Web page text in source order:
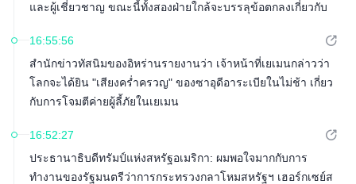
และผู้เชี่ยวชาญ ขณะนี้ทั้งสองฝ่ายใกล้จะบรรลุข้อตกลงเกี่ยวกับ
แล้ว
16:55:56
สำนักข่าวทัสนิมของอิหร่านรายงานว่า เจ้าหน้าที่เยเมนกล่าวว่า
โลกจะได้ยิน "เสียงคร่ำครวญ" ของซาอุดีอาระเบียในไม่ช้า เกี่ยว
กับการโจมตีค่ายผู้ลี้ภัยในเยเมน
16:52:27
ประธานาธิบดีทรัมป์แห่งสหรัฐอเมริกา: ผมพอใจมากกับการ
ทำงานของรัฐมนตรีว่าการกระทรวงกลาโหมสหรัฐฯ เฮอร์กเซย์ส